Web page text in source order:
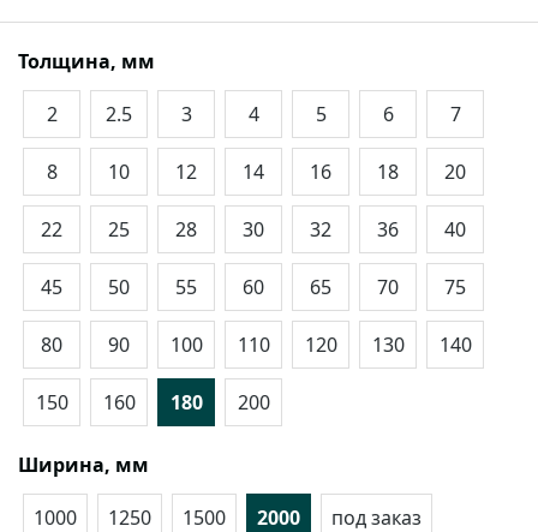
Толщина, мм
2
2.5 3 4 5 6 7
8 10 12 14 16 18 20
22 25 28 30 32 36 40
45 50 55 60 65 70 75
80 90 100 110 120 130 140
150 160 180 200
Ширина, мм
1000
1250 1500 2000 под заказ